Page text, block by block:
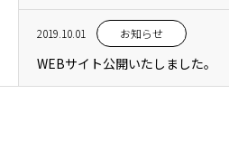
2019.10.01 お知らせ
WEBサイト公開いたしました。